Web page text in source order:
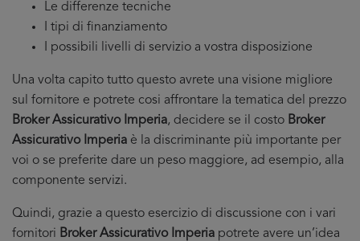
Le differenze tecniche
I tipi di finanziamento
I possibili livelli di servizio a vostra disposizione
Una volta capito tutto questo avrete una visione migliore
sul fornitore e potrete cosi affrontare la tematica del prezzo
Broker Assicurativo Imperia, decidere se il costo Broker
Assicurativo Imperia è la discriminante più importante per
voi o se preferite dare un peso maggiore, ad esempio, alla
componente servizi.
Quindi, grazie a questo esercizio di discussione con i vari
fornitori Broker Assicurativo Imperia potrete avere un’idea